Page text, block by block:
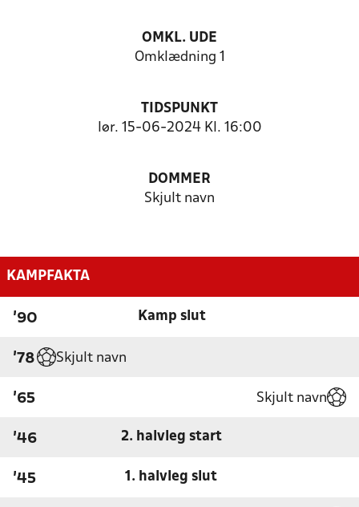
OMKL. UDE
Omklædning 1
TIDSPUNKT
lør. 15-06-2024 Kl. 16:00
DOMMER
Skjult navn
KAMPFAKTA
'90 Kamp slut
'78 Skjult navn
'65 Skjult navn
'46 2. halvleg start
'45 1. halvleg slut